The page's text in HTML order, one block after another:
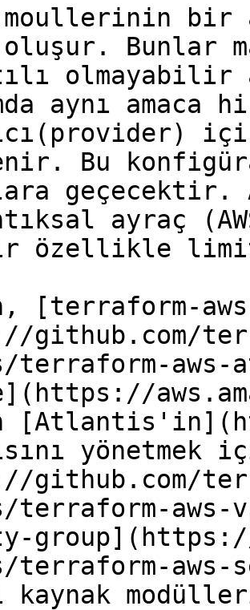
moullerinin bir
oluşur. Bunlar
olmayabilir
aynı amaca
Bu
ayraç
özellikle
[terraform-
github.com/
terraform-
yönetmek
github.com/
terraform-
terraform-